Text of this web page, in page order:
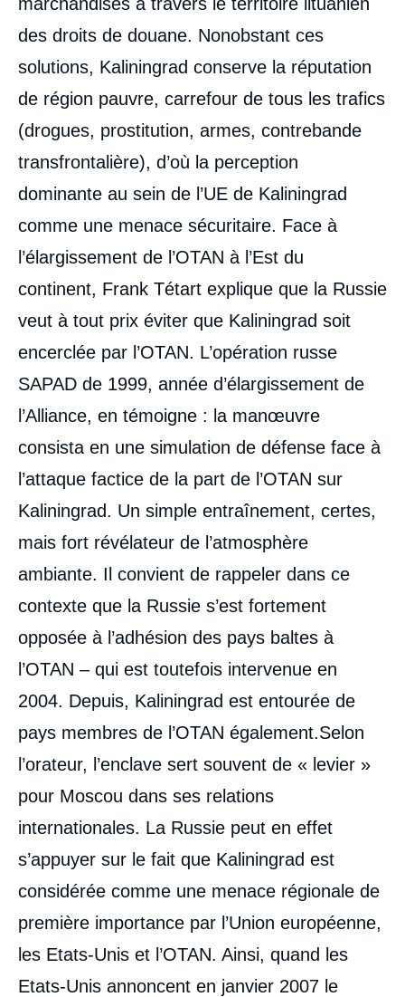
des droits de douane. Nonobstant ces
solutions, Kaliningrad conserve la réputation
de région pauvre, carrefour de tous les trafics
(drogues, prostitution, armes, contrebande
transfrontalière), d’où la perception
dominante au sein de l’UE de Kaliningrad
comme une menace sécuritaire. Face à
l’élargissement de l’OTAN à l’Est du
continent, Frank Tétart explique que la Russie
veut à tout prix éviter que Kaliningrad soit
encerclée par l’OTAN. L’opération russe
SAPAD de 1999, année d’élargissement de
l’Alliance, en témoigne : la manœuvre
consista en une simulation de défense face à
l’attaque factice de la part de l’OTAN sur
Kaliningrad. Un simple entraînement, certes,
mais fort révélateur de l’atmosphère
ambiante. Il convient de rappeler dans ce
contexte que la Russie s’est fortement
opposée à l’adhésion des pays baltes à
l’OTAN – qui est toutefois intervenue en
2004. Depuis, Kaliningrad est entourée de
pays membres de l’OTAN également.Selon
l’orateur, l’enclave sert souvent de « levier »
pour Moscou dans ses relations
internationales. La Russie peut en effet
s’appuyer sur le fait que Kaliningrad est
considérée comme une menace régionale de
première importance par l’Union européenne,
les Etats-Unis et l’OTAN. Ainsi, quand les
Etats-Unis annoncent en janvier 2007 le